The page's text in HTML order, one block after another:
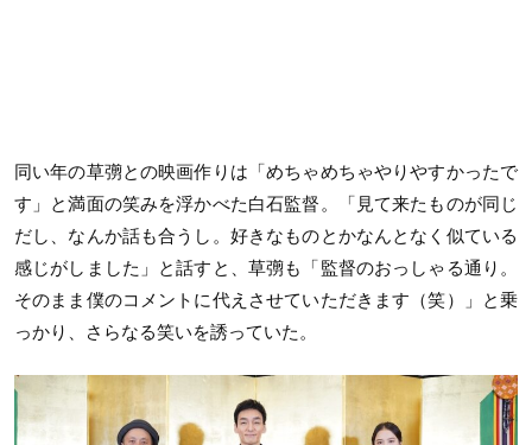
同い年の草彅との映画作りは「めちゃめちゃやりやすかったで
す」と満面の笑みを浮かべた白石監督。「見て来たものが同じ
だし、なんか話も合うし。好きなものとかなんとなく似ている
感じがしました」と話すと、草彅も「監督のおっしゃる通り。
そのまま僕のコメントに代えさせていただきます（笑）」と乗
っかり、さらなる笑いを誘っていた。